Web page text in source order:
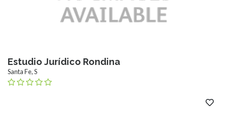
Estudio Jurídico Rondina
Santa Fe, S